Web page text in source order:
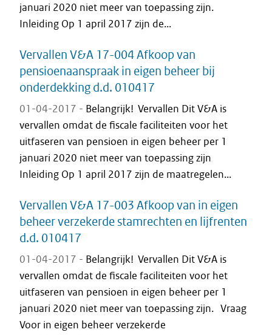
januari 2020 niet meer van toepassing zijn.
Inleiding Op 1 april 2017 zijn de...
Vervallen V&A 17-004 Afkoop van
pensioenaanspraak in eigen beheer bij
onderdekking d.d. 010417
01-04-2017 - Belangrijk! Vervallen Dit V&A is
vervallen omdat de fiscale faciliteiten voor het
uitfaseren van pensioen in eigen beheer per 1
januari 2020 niet meer van toepassing zijn
Inleiding Op 1 april 2017 zijn de maatregelen...
Vervallen V&A 17-003 Afkoop van in eigen
beheer verzekerde stamrechten en lijfrenten
d.d. 010417
01-04-2017 - Belangrijk! Vervallen Dit V&A is
vervallen omdat de fiscale faciliteiten voor het
uitfaseren van pensioen in eigen beheer per 1
januari 2020 niet meer van toepassing zijn. Vraag
Voor in eigen beheer verzekerde